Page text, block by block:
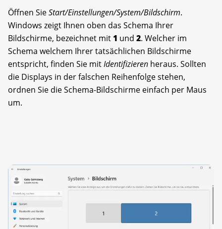
Öffnen SieStart/Einstellungen/System/Bildschirm.
Windows zeigt Ihnen oben das Schema Ihrer
Bildschirme, bezeichnet mit1 und 2. Welcher im
Schema welchem Ihrer tatsächlichen Bildschirme
entspricht, finden Sie mitIdentifizieren heraus. Sollten
die Displays in der falschen Reihenfolge stehen,
ordnen Sie die Schema-Bildschirme einfach per Maus
um.